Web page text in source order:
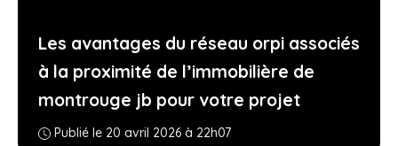
Les avantages du réseau orpi associés
à la proximité de l’immobilière de
montrouge jb pour votre projet
Publié le 20 avril 2026 à 22h07